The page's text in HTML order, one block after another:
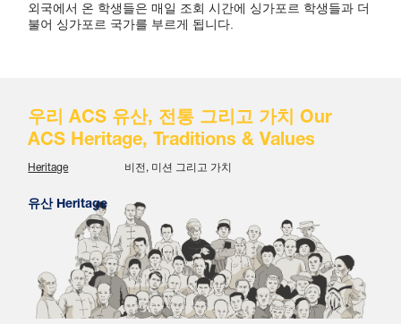
외국에서 온 학생들은 매일 조회 시간에 싱가포르 학생들과 더
불어 싱가포르 국가를 부르게 됩니다.
우리 ACS 유산, 전통 그리고 가치 Our
ACS Heritage, Traditions & Values
Heritage 비전, 미션 그리고 가치
유산 Heritage